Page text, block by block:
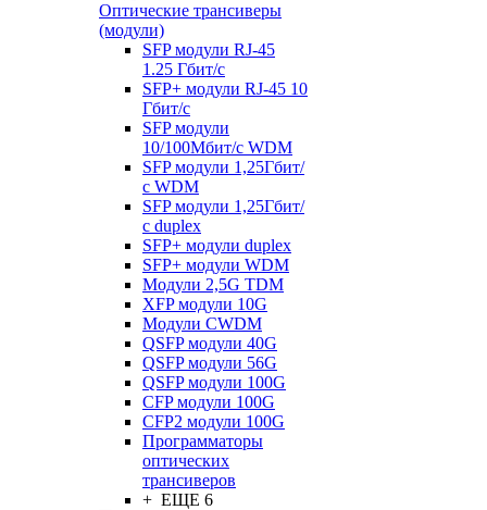
Оптические трансиверы
(модули)
SFP модули RJ-45
1.25 Гбит/c
SFP+ модули RJ-45 10
Гбит/c
SFP модули
10/100Мбит/с WDM
SFP модули 1,25Гбит/
с WDM
SFP модули 1,25Гбит/
с duplex
SFP+ модули duplex
SFP+ модули WDM
Модули 2,5G TDM
XFP модули 10G
Модули CWDM
QSFP модули 40G
QSFP модули 56G
QSFP модули 100G
CFP модули 100G
CFP2 модули 100G
Программаторы
оптических
трансиверов
+ ЕЩЕ 6